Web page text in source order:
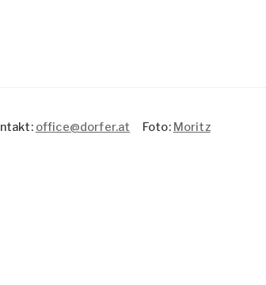
office@dorfer.at Foto: Moritz